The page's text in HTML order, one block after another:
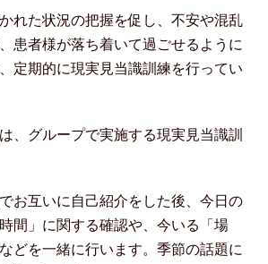
れた状況の把握を促し、不安や混乱
患者様が落ち着いて過ごせるように
定期的に現実見当識訓練を行ってい
、グループで実施する現実見当識訓
お互いに自己紹介をした後、今日の
間」に関する確認や、今いる「場
どを一緒に行います。季節の話題に